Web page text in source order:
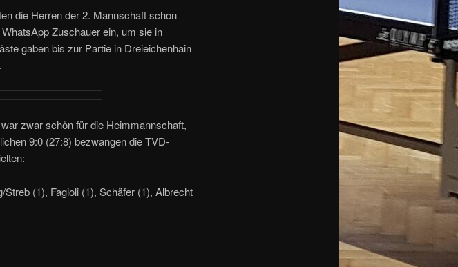
die Herren der 2. Mannschaft schon
Zuschauer ein, um sie in
gaben bis zur Partie in Dreieichenhain
zwar schön für die Heimmannschaft,
9:0 (27:8) bezwangen die TVD-
(1), Fagioli (1), Schäfer (1), Albrecht